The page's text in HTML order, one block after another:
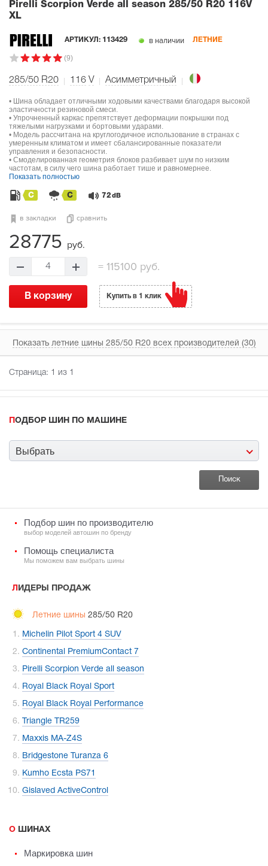
Pirelli Scorpion Verde all season 285/50 R20 116V
XL
АРТИКУЛ: 113429 в наличии ЛЕТНИЕ
(9)
285/50 R20 116 V Асимметричный
• Шина обладает отличными ходовыми качествами благодаря высокой
эластичности резиновой смеси.
• Упрочненный каркас препятствует деформации покрышки под
тяжелыми нагрузками и бортовыми ударами.
• Модель рассчитана на круглогодичное использование в странах с
умеренным климатом и имеет сбалансированные показатели
управления и безопасности.
• Смоделированная геометрия блоков разбивает шум по низким
частотам, в силу чего шина работает тише и равномернее.
Показать полностью
C C 72 dB
в закладки сравнить
28775 руб.
4 = 115100 руб.
В корзину Купить в 1 клик
Показать летние шины 285/50 R20 всех производителей (30)
Страница: 1 из 1
ПОДБОР ШИН ПО МАШИНЕ
Выбрать
Подбор шин по производителю
выбор моделей автошин по бренду
Помощь специалиста
Мы поможем вам выбрать шины
ЛИДЕРЫ ПРОДАЖ
Летние шины 285/50 R20
Michelin Pilot Sport 4 SUV
Continental PremiumContact 7
Pirelli Scorpion Verde all season
Royal Black Royal Sport
Royal Black Royal Performance
Triangle TR259
Maxxis MA-Z4S
Bridgestone Turanza 6
Kumho Ecsta PS71
Gislaved ActiveControl
О ШИНАХ
Маркировка шин